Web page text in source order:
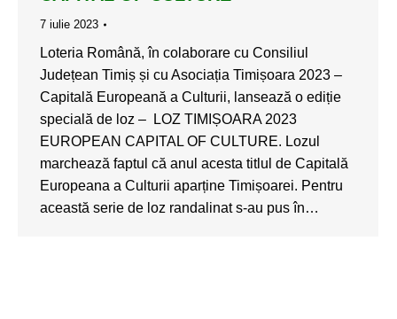
7 iulie 2023
Loteria Română, în colaborare cu Consiliul
Județean Timiș și cu Asociația Timișoara 2023 –
Capitală Europeană a Culturii, lansează o ediție
specială de loz – LOZ TIMIȘOARA 2023
EUROPEAN CAPITAL OF CULTURE. Lozul
marchează faptul că anul acesta titlul de Capitală
Europeana a Culturii aparține Timișoarei. Pentru
această serie de loz randalinat s-au pus în…